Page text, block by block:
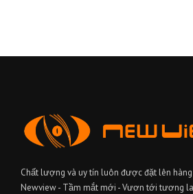
Chất lượng và uy tín luôn được đặt lên hàng
Newview - Tầm mắt mới - Vươn tới tương